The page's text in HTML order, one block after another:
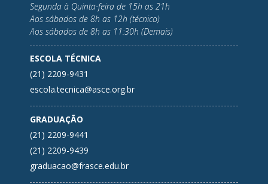
Segunda à Quinta-feira de 15h as 21h
Aos sábados de 8h as 12h (técnico)
Aos sábados de 8h as 11:30h (Demais)
ESCOLA TÉCNICA
(21) 2209-9431
escola.tecnica@asce.org.br
GRADUAÇÃO
(21) 2209-9441
(21) 2209-9439
graduacao@frasce.edu.br